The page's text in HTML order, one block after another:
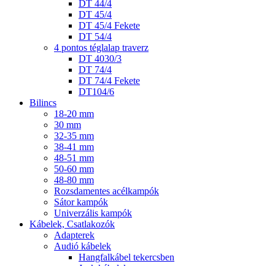
DT 44/4
DT 45/4
DT 45/4 Fekete
DT 54/4
4 pontos téglalap traverz
DT 4030/3
DT 74/4
DT 74/4 Fekete
DT104/6
Bilincs
18-20 mm
30 mm
32-35 mm
38-41 mm
48-51 mm
50-60 mm
48-80 mm
Rozsdamentes acélkampók
Sátor kampók
Univerzális kampók
Kábelek, Csatlakozók
Adapterek
Audió kábelek
Hangfalkábel tekercsben